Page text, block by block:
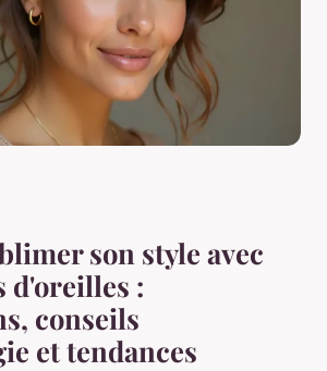
son style avec
d'oreilles :
conseils
et tendances